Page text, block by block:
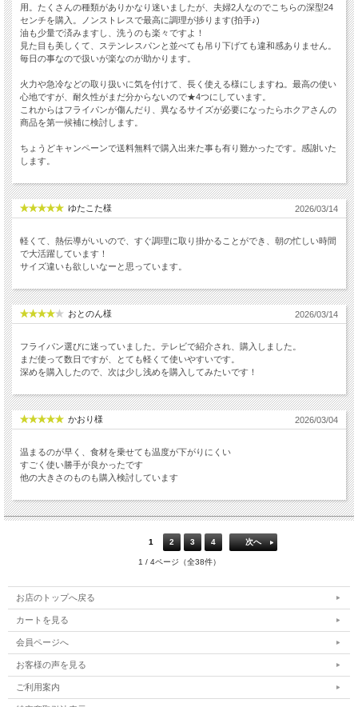
用。たくさんの種類がありかなり迷いましたが、夫婦2人なのでこちらの深型24
センチを購入。ノンストレスで最高に調理が捗ります(拍手♪)
油も少量で済みますし、洗うのも楽々ですよ！
見た目も美しくて、ステンレスパンと並べても吊り下げても違和感ありません。
毎日の事なので扱いが楽なのが助かります。
火力や急冷などの取り扱いに気を付けて、長く使える様にしますね。最高の使い
心地ですが、耐久性がまだ分からないので★4つにしています。
これからはフライパンが傷んだり、異なるサイズが必要になったらホクアさんの
商品を第一候補に検討します。
ちょうどキャンペーンで送料無料で購入出来た事も有り難かったです。感謝いた
します。
ゆたこた様 2026/03/14
軽くて、熱伝導がいいので、すぐ調理に取り掛かることができ、朝の忙しい時間
で大活躍しています！
サイズ違いも欲しいなーと思っています。
おとのん様 2026/03/14
フライパン選びに迷っていました。テレビで紹介され、購入しました。
まだ使って数日ですが、とても軽くて使いやすいです。
深めを購入したので、次は少し浅めを購入してみたいです！
かおり様 2026/03/04
温まるのが早く、食材を乗せても温度が下がりにくい
すごく使い勝手が良かったです
他の大きさのものも購入検討しています
1 2 3 4 次へ
1 / 4ページ（全38件）
お店のトップへ戻る
カートを見る
会員ページへ
お客様の声を見る
ご利用案内